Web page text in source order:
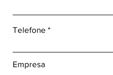
Telefone
Empresa